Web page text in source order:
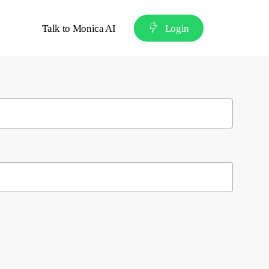
Talk to Monica AI Login